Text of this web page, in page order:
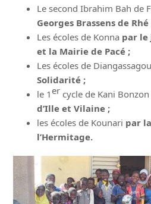
Le second Ibrahim Bah de
Georges Brassens de Rhé
Les écoles de Konna par le
et la Mairie de Pacé ;
Les écoles de Diangassagou
Solidarité ;
le 1 er cycle de Kani Bonzon
d’Ille et Vilaine ;
les écoles de Kounari par
l’Hermitage.